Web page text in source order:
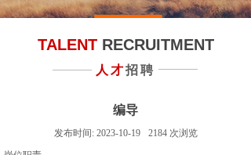
TALENT RECRUITMENT
人才招聘
编导
发布时间: 2023-10-19 2184 次浏览